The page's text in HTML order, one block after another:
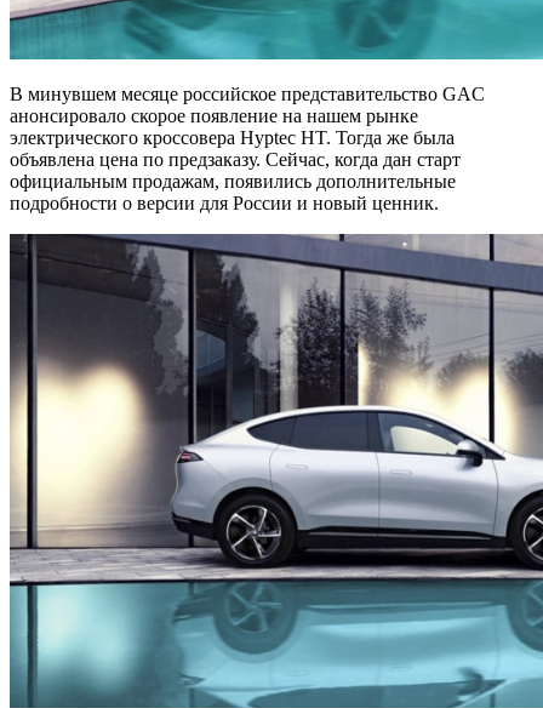
В минувшем месяце российское представительство GAC
анонсировало скорое появление на нашем рынке
электрического кроссовера Hyptec HT. Тогда же была
объявлена цена по предзаказу. Сейчас, когда дан старт
официальным продажам, появились дополнительные
подробности о версии для России и новый ценник.